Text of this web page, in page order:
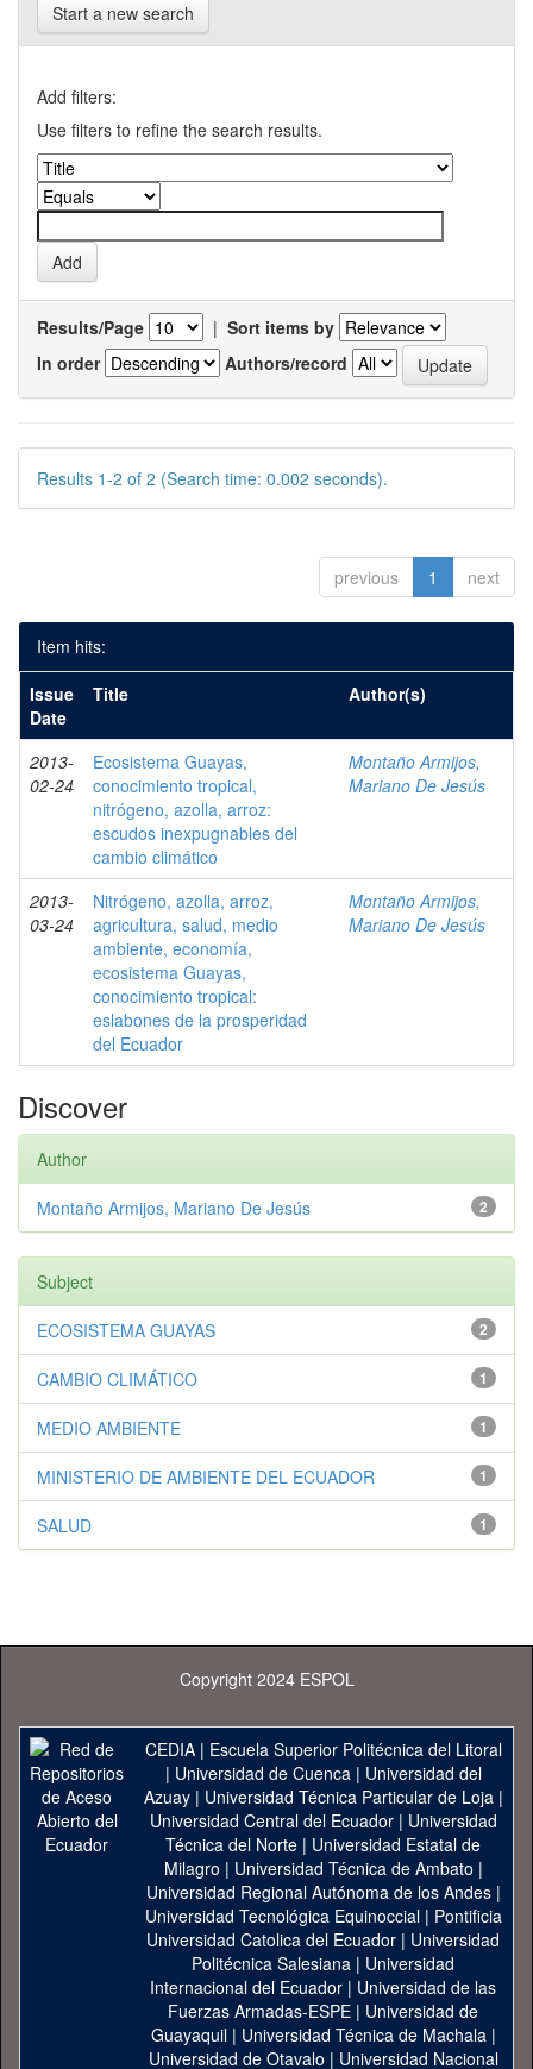
Start a new search
Add filters:
Use filters to refine the search results.
Results/Page | Sort items by
In order
Authors/record
Results 1-2 of 2 (Search time: 0.002 seconds).
previous 1 next
Item hits:
Issue
Date
Title Author(s)
2013-
02-24
Ecosistema Guayas,
conocimiento tropical,
nitrógeno, azolla, arroz:
escudos inexpugnables del
cambio climático
Montaño Armijos,
Mariano De Jesús
2013-
03-24
Nitrógeno, azolla, arroz,
agricultura, salud, medio
ambiente, economía,
ecosistema Guayas,
conocimiento tropical:
eslabones de la prosperidad
del Ecuador
Montaño Armijos,
Mariano De Jesús
Discover
Author
2
Montaño Armijos, Mariano De Jesús
Subject
2
ECOSISTEMA GUAYAS
1
CAMBIO CLIMÁTICO
1
MEDIO AMBIENTE
1
MINISTERIO DE AMBIENTE DEL ECUADOR
1
SALUD
Copyright 2024 ESPOL
CEDIA| Escuela Superior Politécnica del Litoral
| Universidad de Cuenca| Universidad del
Azuay| Universidad Técnica Particular de Loja|
Universidad Central del Ecuador| Universidad
Técnica del Norte | Universidad Estatal de
Milagro | Universidad Técnica de Ambato |
Universidad Regional Autónoma de los Andes|
Universidad Tecnológica Equinoccial| Pontificia
Universidad Catolica del Ecuador | Universidad
Politécnica Salesiana | Universidad
Internacional del Ecuador | Universidad de las
Fuerzas Armadas-ESPE | Universidad de
Guayaquil| Universidad Técnica de Machala|
Universidad de Otavalo | Universidad Nacional